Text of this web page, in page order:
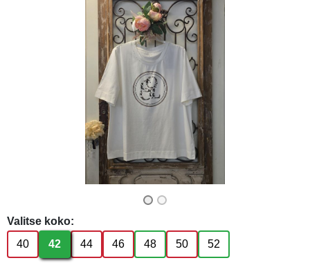
Valitse koko:
40
42 44 46 48 50 52